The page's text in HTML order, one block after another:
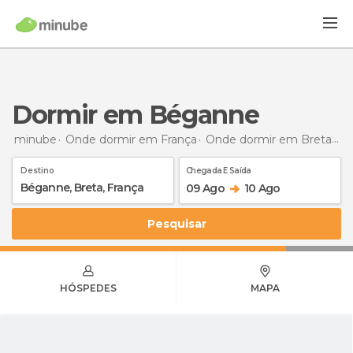
Dormir em Béganne
minube Onde dormir em França Onde dormir em Bretanha
Destino Chegada E Saída
09 Ago 10 Ago
Pesquisar
HÓSPEDES MAPA